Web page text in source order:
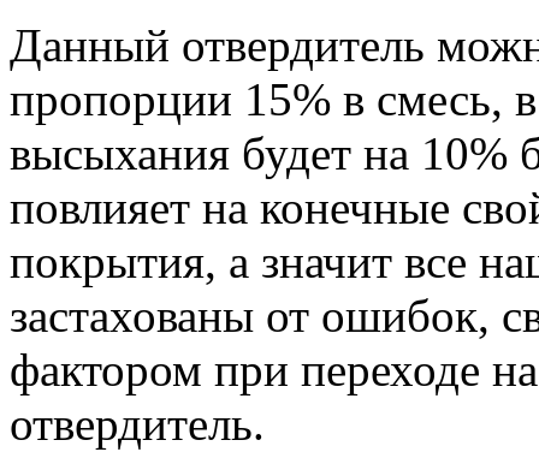
Данный отвердитель
пропорции 15% в смесь,
высыхания будет на 10%
повлияет на конечные
покрытия, а значит все
застахованы от ошибок,
фактором при переходе
отвердитель.